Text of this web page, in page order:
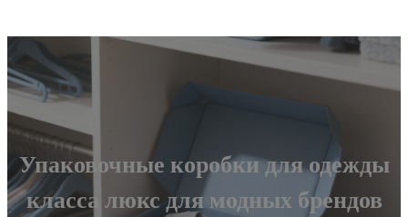
Упаковочные коробки для одежды
класса люкс для модных брендов